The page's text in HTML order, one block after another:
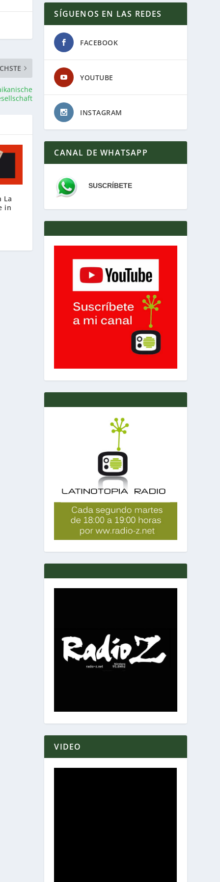
La
in
SÍGUENOS EN LAS REDES
FACEBOOK
YOUTUBE
INSTAGRAM
CANAL DE WHATSAPP
SUSCRÍBETE
VIDEO